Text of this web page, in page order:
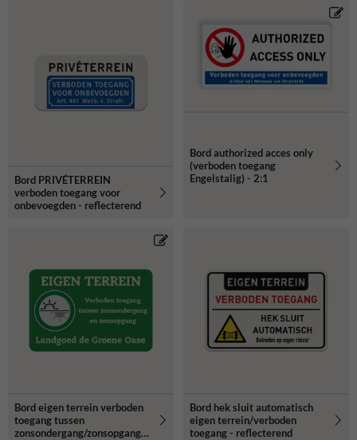
beschermlaminaat. Bekijk hieronder alle standaard verboden toegang
borden voor prive terrein en eigen terrein, zoals het populaire bord
eigen terrein verboden voor onbevoegden. Lees ook eens onze blog
verboden toegang borden.
Bord PRIVÉTERREIN
verboden toegang voor
onbevoegden - reflecterend
Bord authorized acces only
(verboden toegang
Engelstalig) - 2:1
Bord eigen terrein verboden
toegang tussen
zonsondergang/zonsopgang -
Bord hek sluit automatisch
eigen terrein/verboden
toegang - reflecterend